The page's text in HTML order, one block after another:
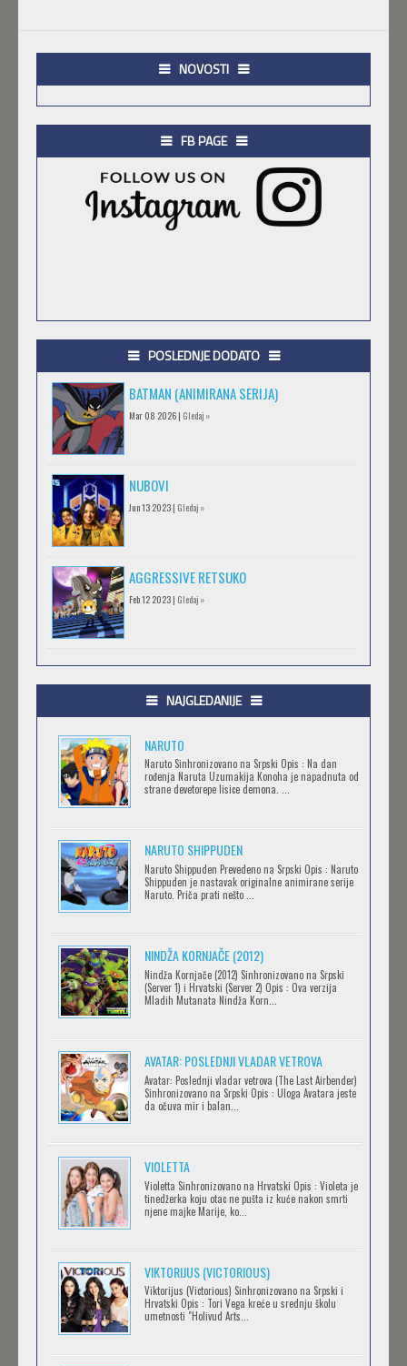
NOVOSTI
FB PAGE
POSLEDNJE DODATO
BATMAN (ANIMIRANA SERIJA)
Mar 08 2026 | Gledaj »
NUBOVI
Jun 13 2023 | Gledaj »
AGGRESSIVE RETSUKO
Feb 12 2023 | Gledaj »
.HACK//GIFT
.HACK//LIMINALITY
Feb 12 2023 |Gledaj »
SOVA I EKIPA
Feb 12 2023 |Gledaj »
BLOODIVORES
Feb 12 2023 |Gledaj »
AVANTURE KIDA OPASNOST
Feb 12 2023 |Gledaj »
IPAK SE OKREĆE (GALILEO: EPPUR SI MUOVE)
OBLUTAK
SERVAMP
Feb 12 2023 |
NAJGLEDANIJE
NARUTO
Naruto Sinhronizovano na Srpski Opis : Na dan
rođenja Naruta Uzumakija Konoha je napadnuta od
strane devetorepe lisice demona. ...
NARUTO SHIPPUDEN
Naruto Shippuden Prevedeno na Srpski Opis : Naruto
Shippuden je nastavak originalne animirane serije
Naruto. Priča prati nešto ...
NINDŽA KORNJAČE (2012)
Nindža Kornjače (2012) Sinhronizovano na Srpski
(Server 1) i Hrvatski (Server 2) Opis : Ova verzija
Mladih Mutanata Nindža Korn...
AVATAR: POSLEDNJI VLADAR VETROVA
Avatar: Poslednji vladar vetrova (The Last Airbender)
Sinhronizovano na Srpski Opis : Uloga Avatara jeste
da očuva mir i balan...
VIOLETTA
Violetta Sinhronizovano na Hrvatski Opis : Violeta je
tinedžerka koju otac ne pušta iz kuće nakon smrti
njene majke Marije, ko...
VIKTORIJUS (VICTORIOUS)
Viktorijus (Victorious) Sinhronizovano na Srpski i
Hrvatski Opis : Tori Vega kreće u srednju školu
umetnosti "Holivud Arts...